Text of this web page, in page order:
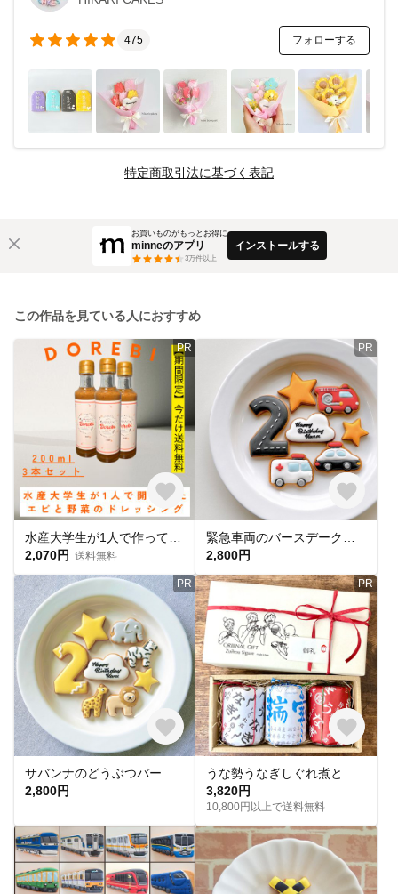
475 フォローする
特定商取引法に基づく表記
お買いものがもっとお得に
minneのアプリ
3万件以上
インストールする
この作品を見ている人におすすめ
PR
2,070円 送料無料
PR
2,800円
PR
2,800円
PR
3,820円
10,800円以上で送料無料